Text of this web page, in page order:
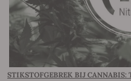
STIKSTOFGEBREK BIJ CANNABIS: